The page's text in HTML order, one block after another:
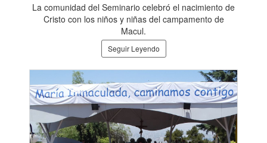
La comunidad del Seminario celebró el nacimiento de
Cristo con los niños y niñas del campamento de
Macul.
Seguir Leyendo